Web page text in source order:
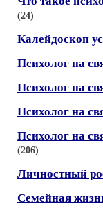
(24)
Калейдоскоп
Психолог на
Психолог на
Психолог на
Психолог на
(206)
Личностный
Семейная